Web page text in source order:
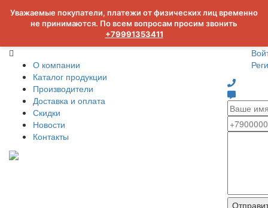
Уважаемые покупатели, платежи от физических лиц временно
не принимаются. По всем вопросам просим звонить
+79991353411
О компании
Каталог продукции
Производители
Доставка и оплата
Скидки
Новости
Контакты